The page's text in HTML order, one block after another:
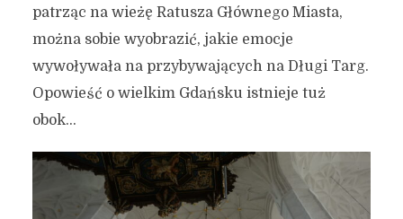
patrząc na wieżę Ratusza Głównego Miasta,
można sobie wyobrazić, jakie emocje
wywoływała na przybywających na Długi Targ.
Opowieść o wielkim Gdańsku istnieje tuż
obok…